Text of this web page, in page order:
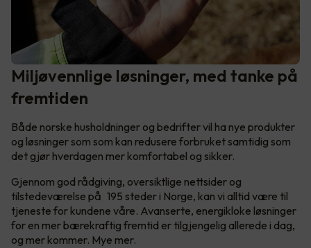
Miljøvennlige løsninger, med tanke på
fremtiden
Både norske husholdninger og bedrifter vil ha nye produkter
og løsninger som som kan redusere forbruket samtidig som
det gjør hverdagen mer komfortabel og sikker.
Gjennom god rådgiving, oversiktlige nettsider og
tilstedeværelse på 195 steder i Norge, kan vi alltid være til
tjeneste for kundene våre. Avanserte, energikloke løsninger
for en mer bærekraftig fremtid er tilgjengelig allerede i dag,
og mer kommer. Mye mer.